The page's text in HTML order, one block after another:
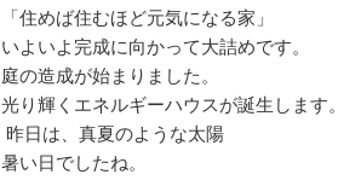
「住めば住むほど元気になる家」
いよいよ完成に向かって大詰めです。
庭の造成が始まりました。
光り輝くエネルギーハウスが誕生します。
昨日は、真夏のような太陽
暑い日でしたね。